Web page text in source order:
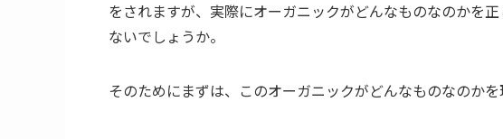
をされますが、実際にオーガニックがどんなものなのかを
ないでしょうか。
そのためにまずは、このオーガニックがどんなものなのかを